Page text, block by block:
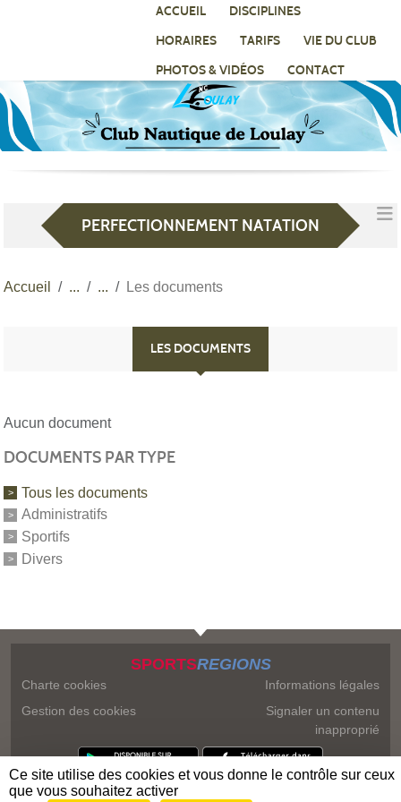
ACCUEIL
DISCIPLINES
HORAIRES
TARIFS
VIE DU CLUB
PHOTOS & VIDÉOS
CONTACT
PERFECTIONNEMENT NATATION
Accueil Les documents
LES DOCUMENTS
Aucun document
DOCUMENTS PAR TYPE
Tous les documents
Administratifs
Sportifs
Divers
SPORTSREGIONS
Charte cookies
Gestion des cookies
Informations légales
Signaler un contenu
inapproprié
Panneau de gestion des cookies
Ce site utilise des cookies et vous donne le contrôle sur ceux
que vous souhaitez activer